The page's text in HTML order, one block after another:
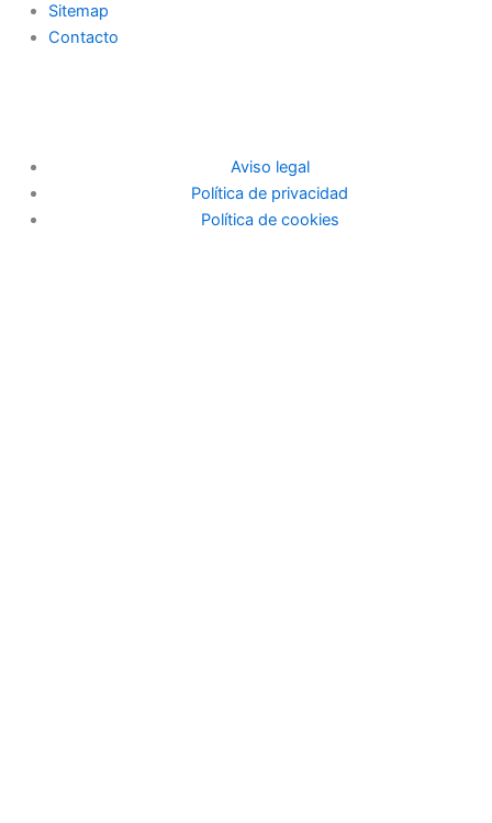
Sitemap
Contacto
Aviso legal
Política de privacidad
Política de cookies